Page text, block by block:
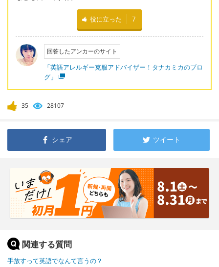
役に立った 7
回答したアンカーのサイト
「英語アレルギー克服アドバイザー！タナカミカのブロ
グ」
35 28107
シェア ツイート
関連する質問
手放すって英語でなんて言うの？